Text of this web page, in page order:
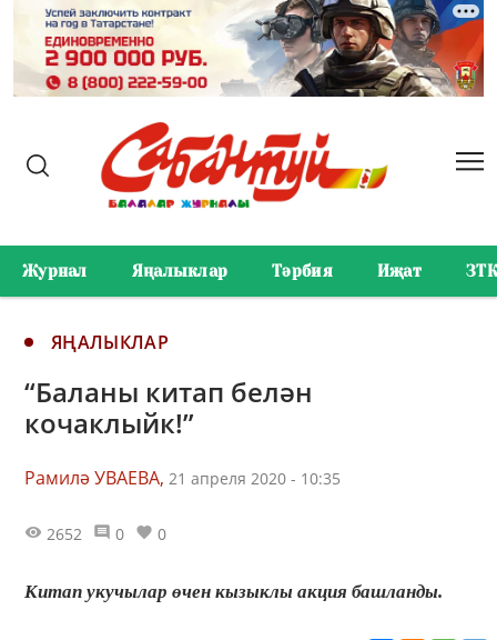
Журнал Яңалыклар Тәрбия Иҗат ЗТК
ЯҢАЛЫКЛАР
“Баланы китап белән
кочаклыйк!”
Рамилә УВАЕВА, 21 апреля 2020 - 10:35
2652 0 0
Китап укучылар өчен кызыклы акция башланды.